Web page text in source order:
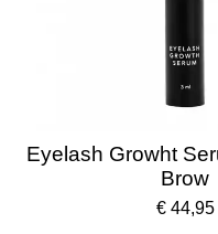
Eyelash Growht
Brow
€ 44,95